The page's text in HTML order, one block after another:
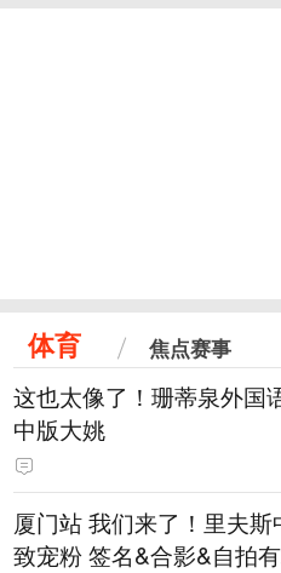
体育 焦点赛事
这也太像了！珊蒂泉外国
中版大姚
厦门站 我们来了！里夫斯
致宠粉 签名&合影&自拍